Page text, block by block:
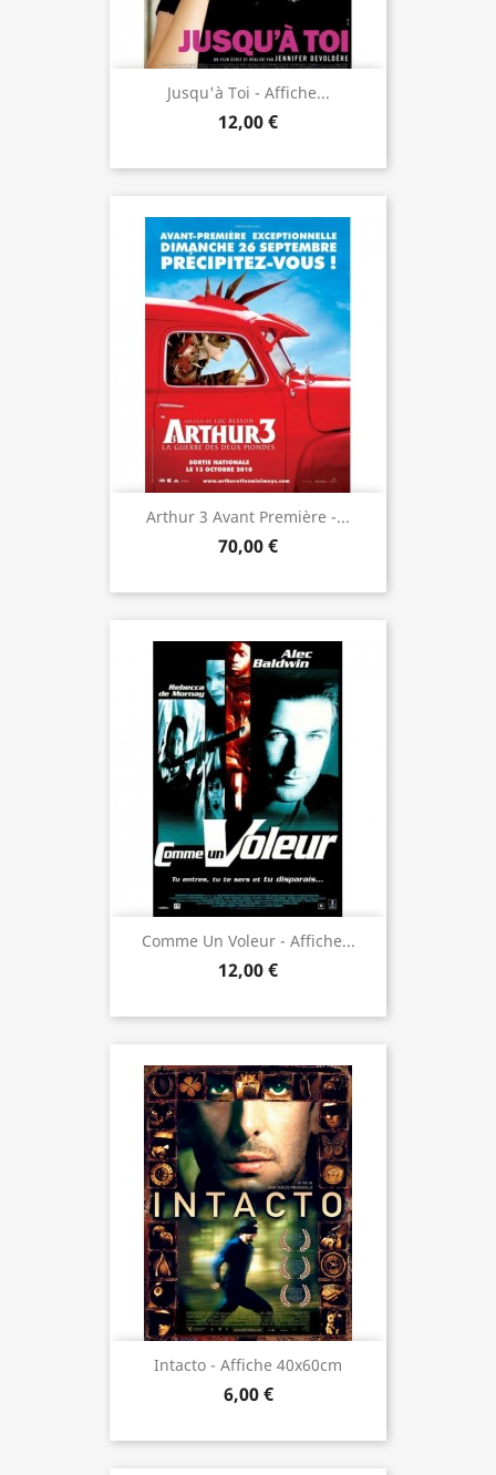
Jusqu'à Toi - Affiche...
12,00 €
Arthur 3 Avant Première -...
70,00 €
Comme Un Voleur - Affiche...
12,00 €
Intacto - Affiche 40x60cm
6,00 €